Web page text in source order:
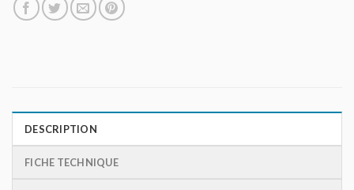
DESCRIPTION
FICHE TECHNIQUE